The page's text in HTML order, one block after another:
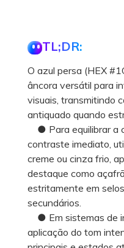
TL;DR:
O azul persa (HEX
âncora versátil para
visuais, transmitindo
antiquado quando
● Para equilibrar a
contraste imediato,
creme ou cinza frio,
destaque como
estritamente em
secundários.
● Em sistemas de
aplicação do tom